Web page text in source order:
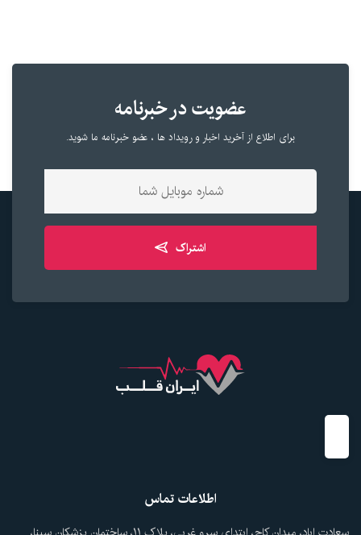
عضویت در خبرنامه
برای اطلاع از آخرید اخبار و رویداد ها ، عضو خبرنامه ما شوید.
اشتراک
اطلاعات تماس